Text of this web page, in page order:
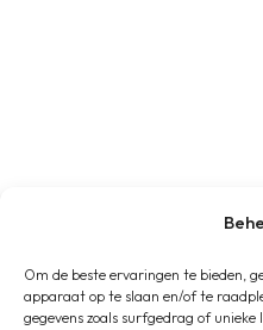
Om de beste ervaringen te bieden,
apparaat op te slaan en/of te
gegevens zoals surfgedrag of